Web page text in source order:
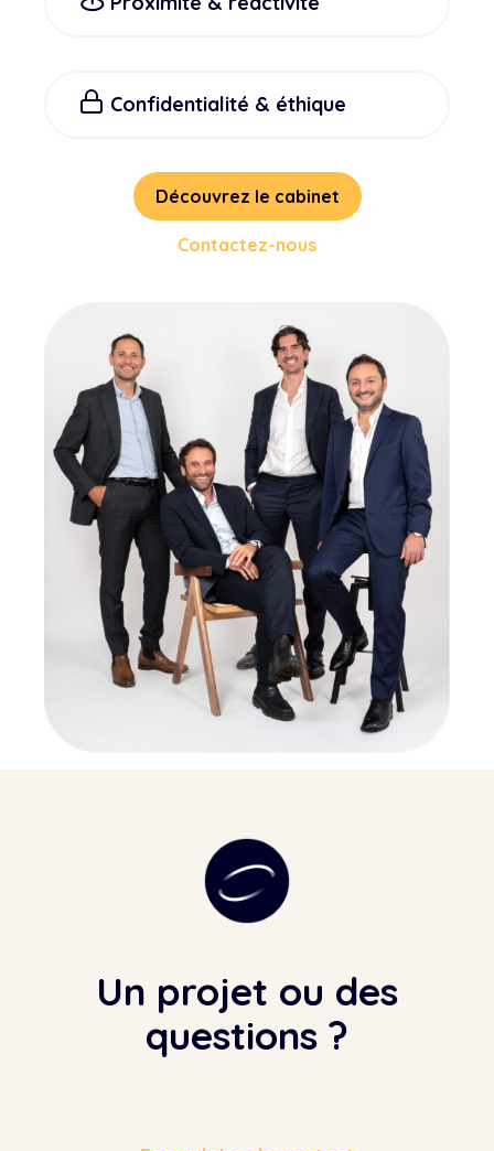
Confidentialité & éthique
Découvrez le cabinet
Contactez-nous
Un projet ou des
questions ?